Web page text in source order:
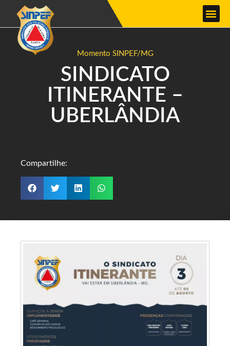
Momento SINPEF/MG
SINDICATO
ITINERANTE –
UBERLÂNDIA
Compartilhe: